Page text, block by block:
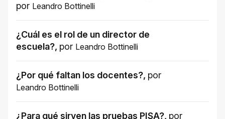
por Leandro Bottinelli
¿Cuál es el rol de un director de
escuela?, por Leandro Bottinelli
¿Por qué faltan los docentes?, por
Leandro Bottinelli
¿Para qué sirven las pruebas PISA?, por